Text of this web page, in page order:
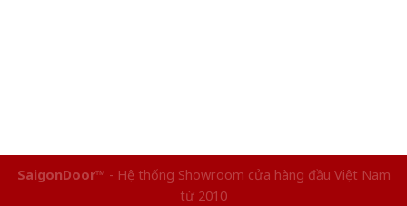
SaigonDoor™ - Hệ thống Showroom cửa hàng đầu Việt Nam
từ 2010